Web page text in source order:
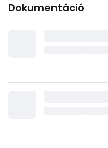
Dokumentáció